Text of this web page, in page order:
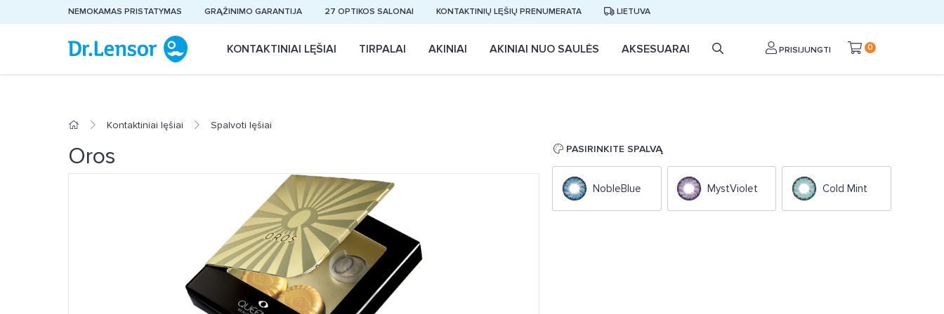
NEMOKAMAS PRISTATYMAS GRĄŽINIMO GARANTIJA 27 OPTIKOS SALONAI KONTAKTINIŲ LĘŠIŲ PRENUMERATA LIETUVA
KONTAKTINIAI LĘŠIAI TIRPALAI AKINIAI AKINIAI NUO SAULĖS AKSESUARAI PRISIJUNGTI 0
Kontaktiniai lęšiai Spalvoti lęšiai
Oros PASIRINKITE SPALVĄ
NobleBlue MystViolet Cold Mint